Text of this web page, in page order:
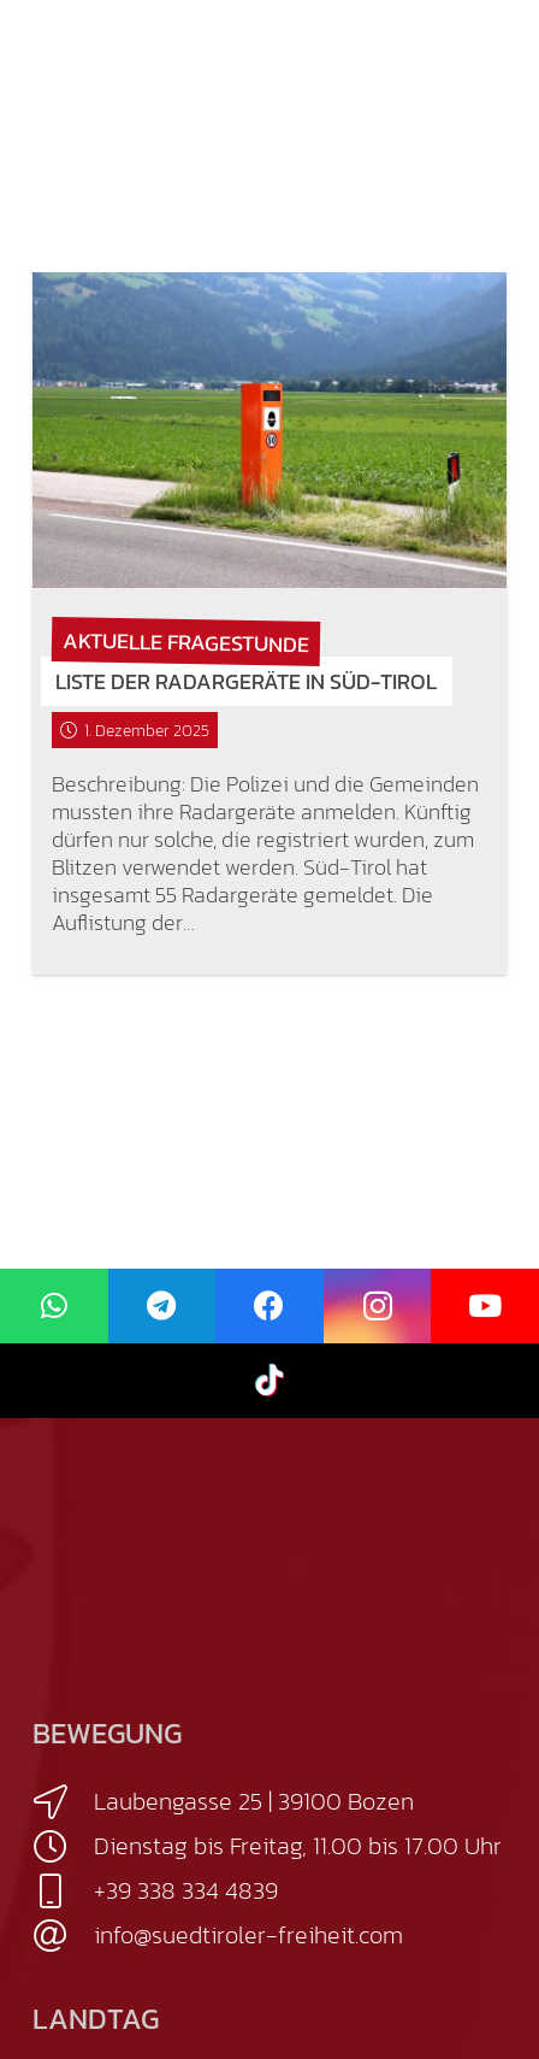
AKTUELLE FRAGESTUNDE
LISTE DER RADARGERÄTE IN SÜD-TIROL
1. Dezember 2025
Beschreibung: Die Polizei und die Gemeinden
mussten ihre Radargeräte anmelden. Künftig
dürfen nur solche, die registriert wurden, zum
Blitzen verwendet werden. Süd-Tirol hat
insgesamt 55 Radargeräte gemeldet. Die
Auflistung der…
BEWEGUNG
Laubengasse 25 | 39100 Bozen
Dienstag bis Freitag, 11.00 bis 17.00 Uhr
+39 338 334 4839
info@suedtiroler-freiheit.com
LANDTAG